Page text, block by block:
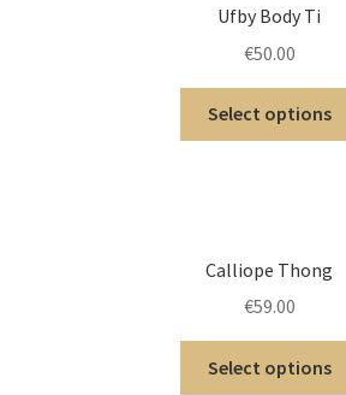
Ufby Body Ti
€50.00
Select options
Calliope Thong
€59.00
Select options